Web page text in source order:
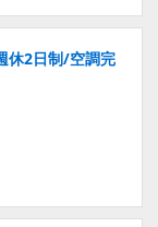
休2日制/空調完